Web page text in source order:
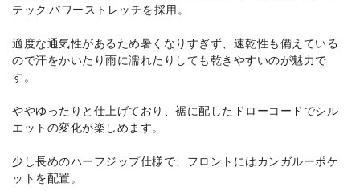
テック パワーストレッチを採用。
適度な通気性があるため暑くなりすぎず、速乾性も備えている
ので汗をかいたり雨に濡れたりしても乾きやすいのが魅力で
す。
ややゆったりと仕上げており、裾に配したドローコードでシル
エットの変化が楽しめます。
少し長めのハーフジップ仕様で、フロントにはカンガルーポケ
ットを配置。